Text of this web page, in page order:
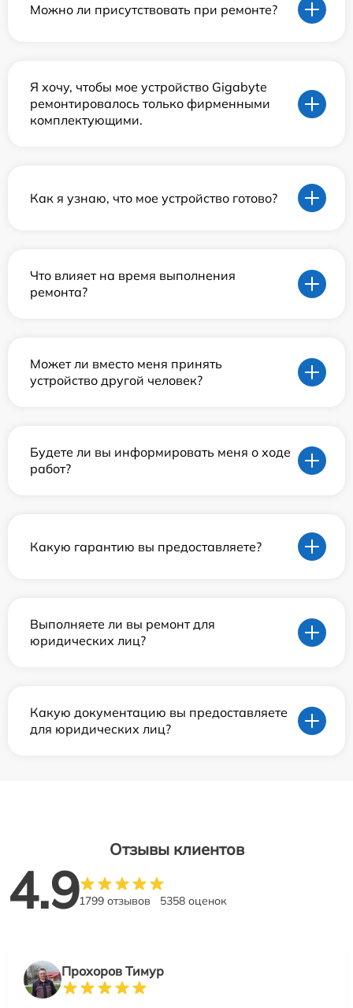
Можно ли присутствовать при ремонте?
Я хочу, чтобы мое устройство Gigabyte
ремонтировалось только фирменными
комплектующими.
Как я узнаю, что мое устройство готово?
Что влияет на время выполнения
ремонта?
Может ли вместо меня принять
устройство другой человек?
Будете ли вы информировать меня о ходе
работ?
Какую гарантию вы предоставляете?
Выполняете ли вы ремонт для
юридических лиц?
Какую документацию вы предоставляете
для юридических лиц?
Отзывы клиентов
4.91799 отзывов 5358 оценок
Прохоров Тимур